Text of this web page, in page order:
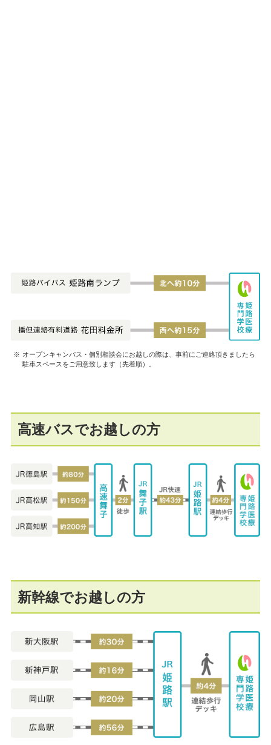
オープンキャンパス・個別相談会にお越しの際は、事前にご連絡頂きましたら
駐車スペースをご用意致します（先着順）。
高速バスでお越しの方
新幹線でお越しの方